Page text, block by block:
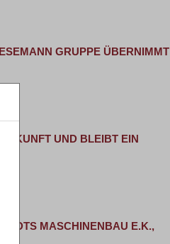
GRUPPE ÜBERNIMMT
UND BLEIBT EIN
DTS MASCHINENBAU E.K.,